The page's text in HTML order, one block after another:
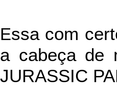
Essa com
a cabeça de
JURASSIC